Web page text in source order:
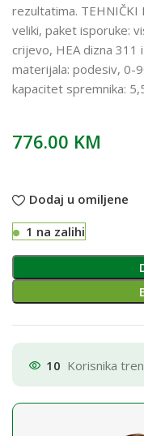
rezultatima. TEHNIČKI
veliki, paket isporuke:
crijevo, HEA dizna
materijala: podesiv, 0-
kapacitet spremnika:
776.00 KM
Dodaj u omiljene
1 na zalihi
10 Korisnika